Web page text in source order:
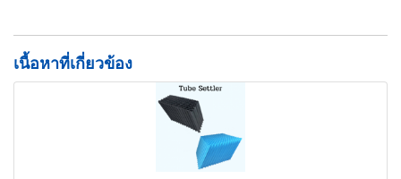
เนื้อหาที่เกี่ยวข้อง